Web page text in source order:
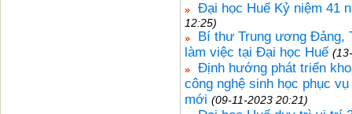
Đại học Huế Kỷ niệm 41
12:25)
Bí thư Trung ương Đảng,
làm việc tại Đại học Huế
Định hướng phát triển
công nghệ sinh học phục
mới (09-11-2023 20:21)